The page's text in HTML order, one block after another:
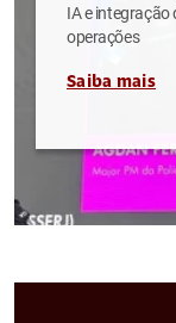
IA e
operações
Saiba mais